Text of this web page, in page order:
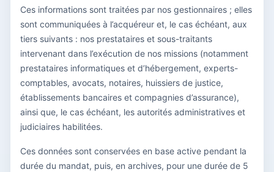
Ces informations sont traitées par nos gestionnaires ; elles
sont communiquées à l’acquéreur et, le cas échéant, aux
tiers suivants : nos prestataires et sous-traitants
intervenant dans l’exécution de nos missions (notamment
prestataires informatiques et d’hébergement, experts-
comptables, avocats, notaires, huissiers de justice,
établissements bancaires et compagnies d’assurance),
ainsi que, le cas échéant, les autorités administratives et
judiciaires habilitées.
Ces données sont conservées en base active pendant la
durée du mandat, puis, en archives, pour une durée de 5